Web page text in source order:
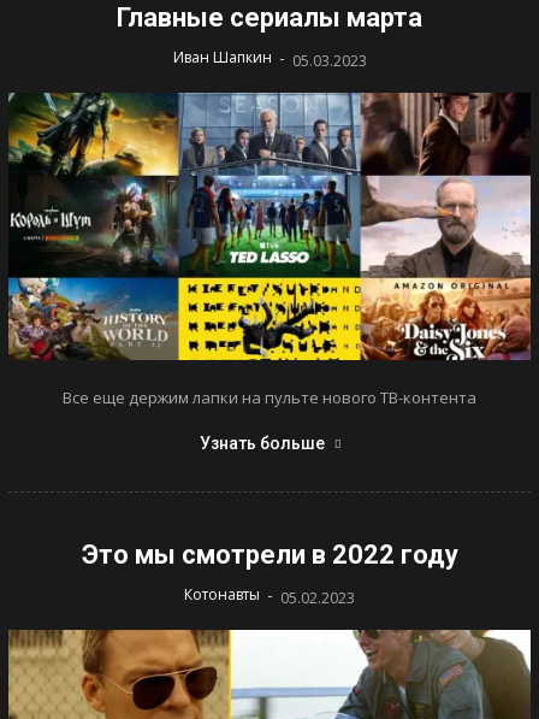
Главные сериалы марта
Иван Шапкин - 05.03.2023
Все еще держим лапки на пульте нового ТВ-контента
Узнать больше
Это мы смотрели в 2022 году
Котонавты - 05.02.2023